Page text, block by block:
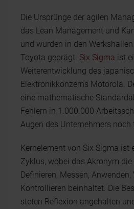
Die Ursprünge der agilen
das Lean Management und
und wurden in den
Toyota geprägt. Six Sigma ist
Weiterentwicklung des
Elektronikkonzerns Motorola.
eine mathematische
Fehlern in 1.000.000
Augen des Unternehmers noch
Kernelement von Six Sigma ist
Zyklus, wobei das Akronym
Definieren, Messen,
Kontrollieren beinhaltet. Die
steten Reflexion angehalten